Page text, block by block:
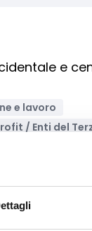
e
e lavoro
/ Enti del